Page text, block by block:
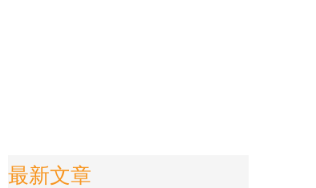
最新文章